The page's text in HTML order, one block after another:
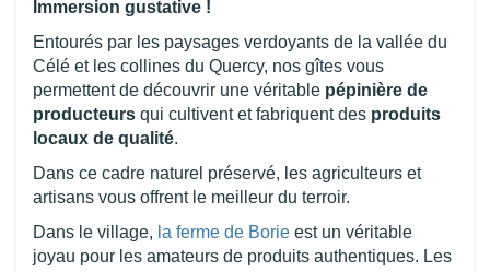
Immersion gustative !
Entourés par les paysages verdoyants de la vallée du
Célé et les collines du Quercy, nos gîtes vous
permettent de découvrir une véritable pépinière de
producteurs qui cultivent et fabriquent des produits
locaux de qualité.
Dans ce cadre naturel préservé, les agriculteurs et
artisans vous offrent le meilleur du terroir.
Dans le village, la ferme de Borie est un véritable
joyau pour les amateurs de produits authentiques. Les